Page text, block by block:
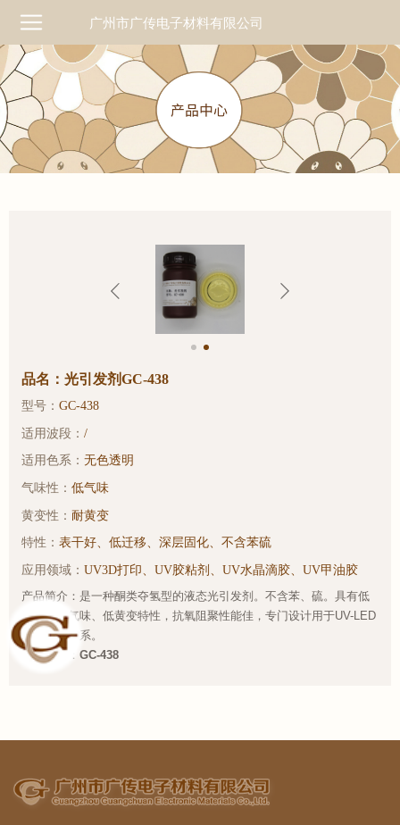
广州市广传电子材料有限公司
品名：光引发剂GC-438
型号：GC-438
适用波段：/
适用色系：无色透明
气味性：低气味
黄变性：耐黄变
特性：表干好、低迁移、深层固化、不含苯硫
应用领域：UV3D打印、UV胶粘剂、UV水晶滴胶、UV甲油胶
产品简介：是一种酮类夺氢型的液态光引发剂。不含苯、硫。具有低
迁移、低气味、低黄变特性，抗氧阻聚性能佳，专门设计用于UV-LED
光源固化体系。
样品链接：GC-438